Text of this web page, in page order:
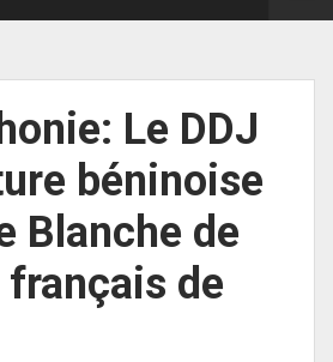
Le DDJ
béninoise
Blanche de
français de